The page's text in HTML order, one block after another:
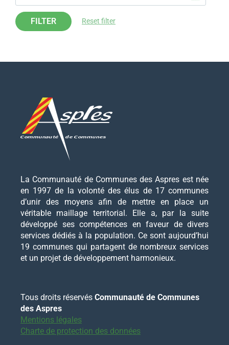
FILTER Reset filter
La Communauté de Communes des Aspres est née
en 1997 de la volonté des élus de 17 communes
d’unir des moyens afin de mettre en place un
véritable maillage territorial. Elle a, par la suite
développé ses compétences en faveur de divers
services dédiés à la population. Ce sont aujourd’hui
19 communes qui partagent de nombreux services
et un projet de développement harmonieux.
Tous droits réservés Communauté de Communes
des Aspres
Mentions légales
Charte de protection des données